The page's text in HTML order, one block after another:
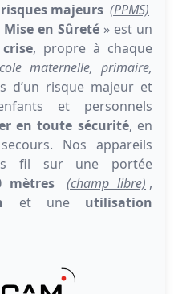
risques majeurs (PPMS)
en Sûreté» est un
, propre à chaque
maternelle, primaire,
d’un risque majeur et
et personnels
en toute sécurité, en
Nos appareils
fil sur une portée
mètres (champ libre) ,
et une utilisation